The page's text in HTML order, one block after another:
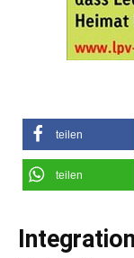
teilen
teilen